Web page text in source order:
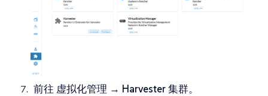
前往 虚拟化管理 → Harvester 集群。